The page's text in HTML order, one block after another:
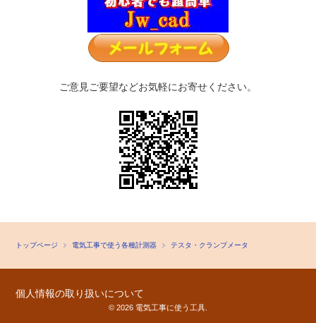
ご意見ご要望などお気軽にお寄せください。
トップページ 電気工事で使う各種計測器 テスタ・クランプメータ
個人情報の取り扱いについて
© 2026 電気工事に使う工具.